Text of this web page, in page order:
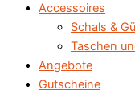
Accessoires
Schals &
Taschen
Angebote
Gutscheine